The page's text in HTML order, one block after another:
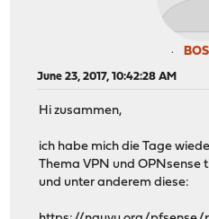
June 23, 2017, 10:42:28 AM
Hi zusammen,
ich habe mich die Tage
Thema VPN und
und unter anderem diese: